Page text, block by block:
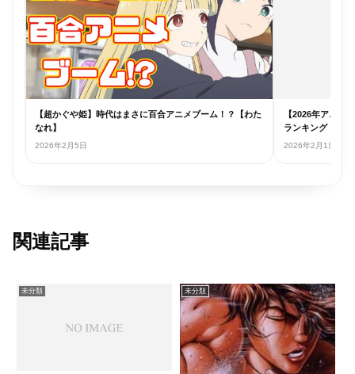
【超かぐや姫】時代はまさに百合アニメブーム！？【わた
なれ】
2026年2月5日
【2026年アニメ
ランキング【近
2026年2月1日
関連記事
未分類 未分類